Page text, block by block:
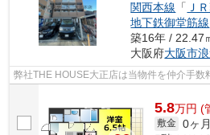
関西本線 「 Ｊ
地下鉄御堂筋線
築16年 / 22.47
大阪府大阪市
弊社THE HOUSE大正店は当物件を仲介手数
5.8万円 (
敷金 0ヶ月